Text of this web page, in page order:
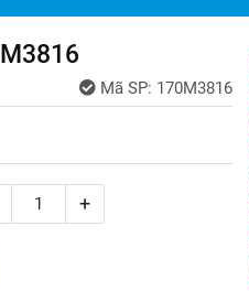
Mã SP: 170M3816
+